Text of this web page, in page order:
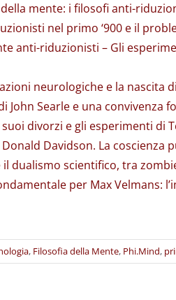
mente: i filosofi anti-
nel primo ‘900 e il
anti-riduzionisti – Gli
neurologiche e la nascita
Searle e una convivenza
divorzi e gli esperimenti di
Davidson. La coscienza
dualismo scientifico, tra
per Max Velmans:
, Filosofia della Mente, Phi.Mind,